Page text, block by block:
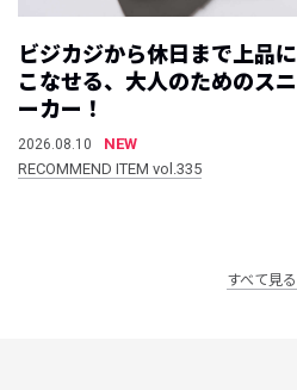
ビジカジから休日まで上品に
こなせる、大人のためのスニ
ーカー！
2026.08.10
NEW
RECOMMEND ITEM vol.335
すべて見る